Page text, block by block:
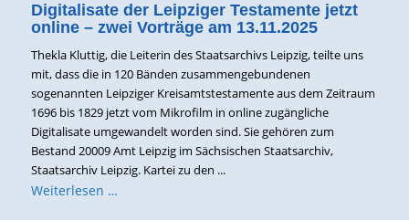
Digitalisate der Leipziger Testamente jetzt
online – zwei Vorträge am 13.11.2025
Thekla Kluttig, die Leiterin des Staatsarchivs Leipzig, teilte uns
mit, dass die in 120 Bänden zusammengebundenen
sogenannten Leipziger Kreisamtstestamente aus dem Zeitraum
1696 bis 1829 jetzt vom Mikrofilm in online zugängliche
Digitalisate umgewandelt worden sind. Sie gehören zum
Bestand 20009 Amt Leipzig im Sächsischen Staatsarchiv,
Staatsarchiv Leipzig. Kartei zu den ...
Weiterlesen …